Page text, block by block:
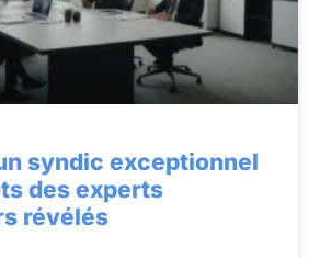
syndic exceptionnel
des experts
révélés